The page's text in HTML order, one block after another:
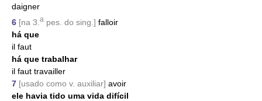
daigner
6 [na 3. a pes. do sing.] falloir
há que
il faut
há que trabalhar
il faut travailler
7 [usado como v. auxiliar] avoir
ele havia tido uma vida difícil